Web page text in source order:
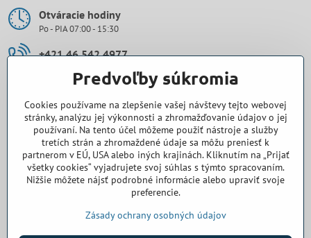
Otváracie hodiny
Po - PIA 07:00 - 15:30
+421 46 542 4977
0907 971 896
prievidza​@cora-gastro​.sk
Obchodné zastúpenie Cora Gastro - Bratislava
0918 345 325
Predvoľby súkromia
Cookies používame na zlepšenie vašej návštevy tejto webovej
stránky, analýzu jej výkonnosti a zhromažďovanie údajov o jej
používaní. Na tento účel môžeme použiť nástroje a služby
tretích strán a zhromaždené údaje sa môžu preniesť k
partnerom v EÚ, USA alebo iných krajinách. Kliknutím na „Prijať
všetky cookies“ vyjadrujete svoj súhlas s týmto spracovaním.
Nižšie môžete nájsť podrobné informácie alebo upraviť svoje
preferencie.
Zásady ochrany osobných údajov